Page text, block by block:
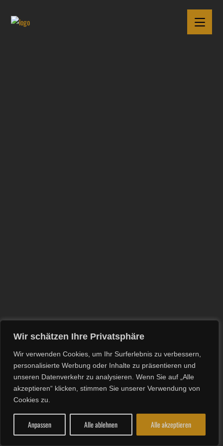
Wir schätzen Ihre Privatsphäre
Wir verwenden Cookies, um Ihr Surferlebnis zu verbessern,
personalisierte Werbung oder Inhalte zu präsentieren und
unseren Datenverkehr zu analysieren. Wenn Sie auf „Alle
akzeptieren“ klicken, stimmen Sie unserer Verwendung von
Cookies zu.
Anpassen Alle ablehnen Alle akzeptieren